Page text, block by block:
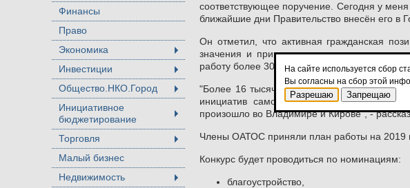
Финансы
Право
Экономика
Инвестиции
Общество.НКО.Город
Инициативное
бюджетирование
Торговля
Малый бизнес
Недвижимость
соответствующее поручение. Сегодня у
ближайшие дни Правительство внесён его в
Он отметил, что активная гражданская
значения и приносить пользу
работу более 30 тысяч ТОСов в 79
"Более 16 тысяч ТОСов работают в
инициатив самого разного масштаба: от
произошло во Владимире и Кирове", -
Члены ОАТОС приняли план работы на 2019
Конкурс будет проводиться по номинациям:
благоустройство,
На сайте используется сбор
Вы согласны на сбор этой
Разрешаю Запрещаю